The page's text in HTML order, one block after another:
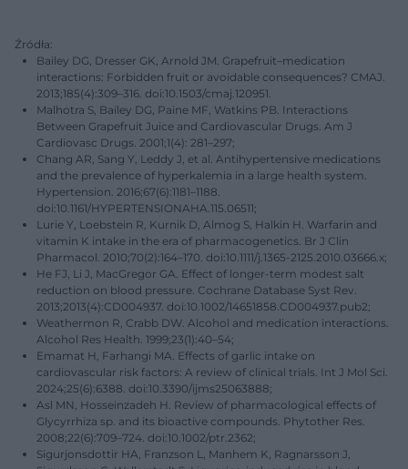
Źródła:
Bailey DG, Dresser GK, Arnold JM. Grapefruit–medication
interactions: Forbidden fruit or avoidable consequences? CMAJ.
2013;185(4):309–316. doi:10.1503/cmaj.120951.
Malhotra S, Bailey DG, Paine MF, Watkins PB. Interactions
Between Grapefruit Juice and Cardiovascular Drugs. Am J
Cardiovasc Drugs. 2001;1(4): 281–297;
Chang AR, Sang Y, Leddy J, et al. Antihypertensive medications
and the prevalence of hyperkalemia in a large health system.
Hypertension. 2016;67(6):1181–1188.
doi:10.1161/HYPERTENSIONAHA.115.06511;
Lurie Y, Loebstein R, Kurnik D, Almog S, Halkin H. Warfarin and
vitamin K intake in the era of pharmacogenetics. Br J Clin
Pharmacol. 2010;70(2):164–170. doi:10.1111/j.1365-2125.2010.03666.x;
He FJ, Li J, MacGregor GA. Effect of longer-term modest salt
reduction on blood pressure. Cochrane Database Syst Rev.
2013;2013(4):CD004937. doi:10.1002/14651858.CD004937.pub2;
Weathermon R, Crabb DW. Alcohol and medication interactions.
Alcohol Res Health. 1999;23(1):40–54;
Emamat H, Farhangi MA. Effects of garlic intake on
cardiovascular risk factors: A review of clinical trials. Int J Mol Sci.
2024;25(6):6388. doi:10.3390/ijms25063888;
Asl MN, Hosseinzadeh H. Review of pharmacological effects of
Glycyrrhiza sp. and its bioactive compounds. Phytother Res.
2008;22(6):709–724. doi:10.1002/ptr.2362;
Sigurjonsdottir HA, Franzson L, Manhem K, Ragnarsson J,